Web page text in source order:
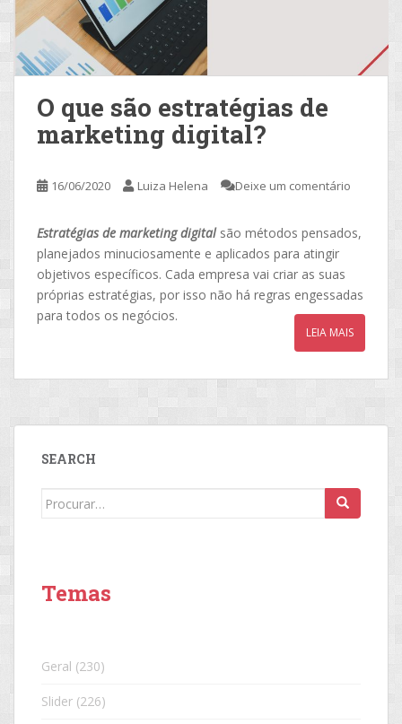
O que são estratégias de
marketing digital?
16/06/2020 Luiza Helena Deixe um comentário
Estratégias de marketing digitalsão métodos pensados,
planejados minuciosamente e aplicados para atingir
objetivos específicos. Cada empresa vai criar as suas
próprias estratégias, por isso não há regras engessadas
para todos os negócios.
LEIA MAIS
SEARCH
Search
Temas
Geral (230)
Slider (226)